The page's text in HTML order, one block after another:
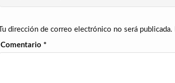
Tu dirección de correo electrónico no será publicada.
Comentario *